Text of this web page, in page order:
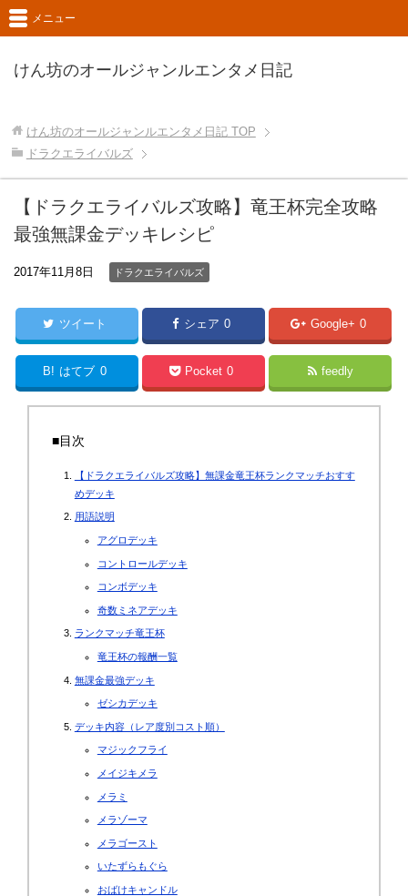
けん坊のオールジャンルエンタメ日記
メニュー
けん坊のオールジャンルエンタメ日記TOP
ドラクエライバルズ
【ドラクエライバルズ攻略】竜王杯完全攻略
最強無課金デッキレシピ
2017年11月8日 ドラクエライバルズ
ツイート シェア 0 Google+ 0
B! はてブ 0 Pocket 0 feedly
■目次
【ドラクエライバルズ攻略】無課金竜王杯ランクマッチおすす
めデッキ
用語説明
アグロデッキ
コントロールデッキ
コンボデッキ
奇数ミネアデッキ
ランクマッチ竜王杯
竜王杯の報酬一覧
無課金最強デッキ
ゼシカデッキ
デッキ内容（レア度別コスト順）
マジックフライ
メイジキメラ
メラミ
メラゾーマ
メラゴースト
いたずらもぐら
おばけキャンドル